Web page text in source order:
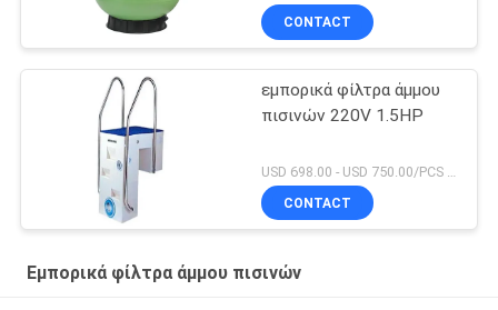
CONTACT
εμπορικά φίλτρα άμμου
πισινών 220V 1.5HP
CONTACT
Εμπορικά φίλτρα άμμου πισινών